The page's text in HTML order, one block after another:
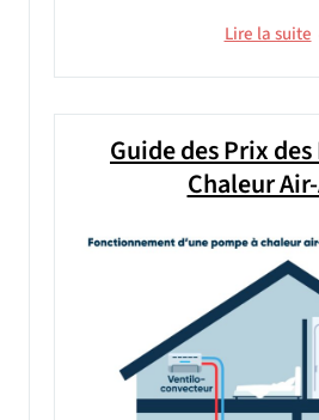
Lire la suite
Guide des Prix
Chaleur